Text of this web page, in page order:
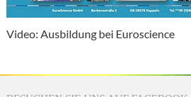
Video: Ausbildung bei Euroscience